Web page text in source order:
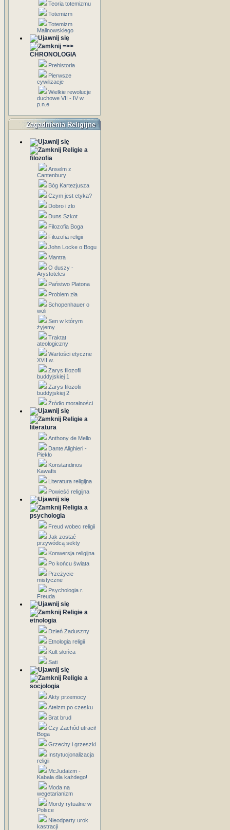
Teoria totemizmu
Totemizm
Totemizm
Malinowskiego
=>>
CHRONOLOGIA
Prehistoria
Pierwsze
cywilizacje
Wielkie rewolucje
duchowe VII - IV w.
p.n.e
Zagadnienia Religijne
Religie a
filozofia
Anselm z
Cantenbury
Bóg Kartezjusza
Czym jest etyka?
Dobro i zlo
Duns Szkot
Filozofia Boga
Filozofia religii
John Locke o Bogu
Mantra
O duszy -
Arystoteles
Państwo Platona
Problem zła
Schopenhauer o
woli
Sen w którym
żyjemy
Traktat
ateologiczny
Wartości etyczne
XVII w.
Zarys filozofii
buddyjskiej 1
Zarys filozofii
buddyjskiej 2
Źródło moralności
Religie a
literatura
Anthony de Mello
Dante Alighieri -
Piekło
Konstandinos
Kawafis
Literatura religijna
Powieść religijna
Religia a
psychologia
Freud wobec religii
Jak zostać
przywódcą sekty
Konwersja religijna
Po końcu świata
Przeżycie
mistyczne
Psychologia r.
Freuda
Religie a
etnologia
Dzień Zaduszny
Etnologia religii
Kult słońca
Sati
Religie a
socjologia
Akty przemocy
Ateizm po czesku
Brat brud
Czy Zachód utracił
Boga
Grzechy i grzeszki
Instytucjonalizacja
religii
McJudaizm -
Kabała dla każdego!
Moda na
wegetarianizm
Mordy rytualne w
Polsce
Nieodparty urok
kastracji